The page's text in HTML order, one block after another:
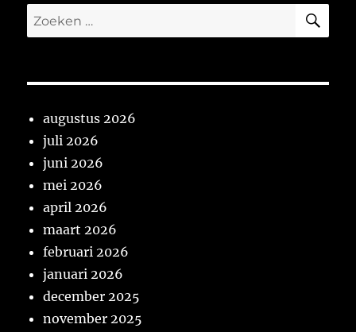
Zoeken
naar:
augustus 2026
juli 2026
juni 2026
mei 2026
april 2026
maart 2026
februari 2026
januari 2026
december 2025
november 2025